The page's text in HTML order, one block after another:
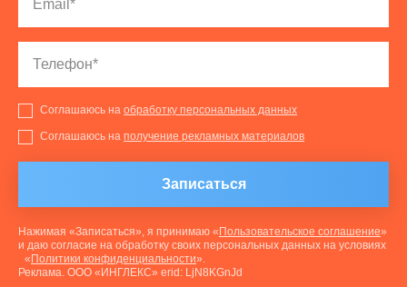
Соглашаюсь на обработку персональных данных
Соглашаюсь на получение рекламных материалов
Записаться
Нажимая «Записаться», я принимаю « Пользовательское соглашение»
и даю согласие на обработку своих персональных данных на условиях
« Политики конфиденциальности».
Реклама. ООО «ИНГЛЕКС» erid: LjN8KGnJd